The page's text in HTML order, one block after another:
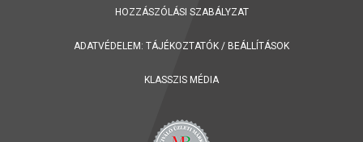
HOZZÁSZÓLÁSI SZABÁLYZAT
ADATVÉDELEM: TÁJÉKOZTATÓK / BEÁLLÍTÁSOK
KLASSZIS MÉDIA